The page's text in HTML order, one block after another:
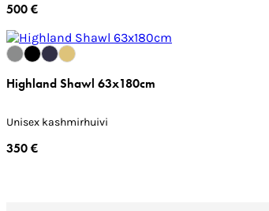
500 €
Highland Shawl 63x180cm
Unisex kashmirhuivi
350 €